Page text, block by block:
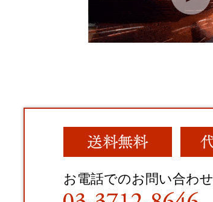
お電話でのお問い合わせ